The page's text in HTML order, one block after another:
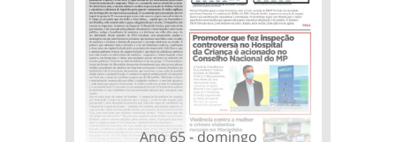
Ano 65 - domingo